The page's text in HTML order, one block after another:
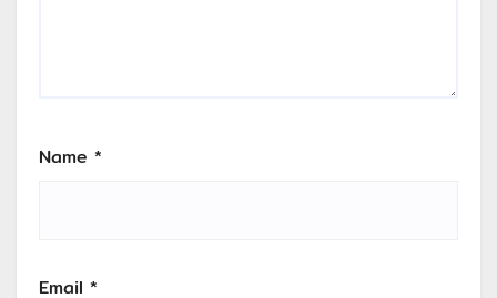
Name *
Email *